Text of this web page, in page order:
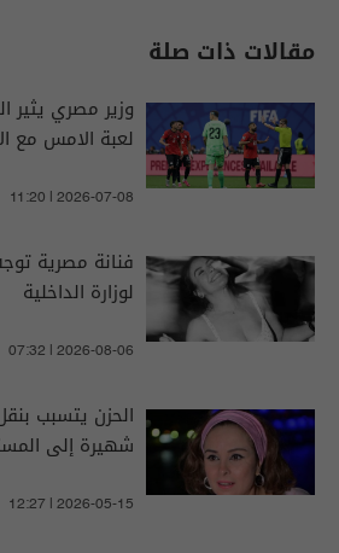
مقالات ذات صلة
وزير مصري
لعبة الامس مع
11:20 | 2026-07-08
فنانة مصرية
لوزارة الداخلية
07:32 | 2026-08-06
الحزن يتسبب
شهيرة إلى
12:27 | 2026-05-15